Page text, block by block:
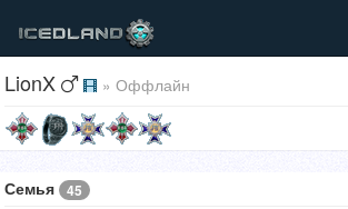
LionX » Оффлайн
Семья 45